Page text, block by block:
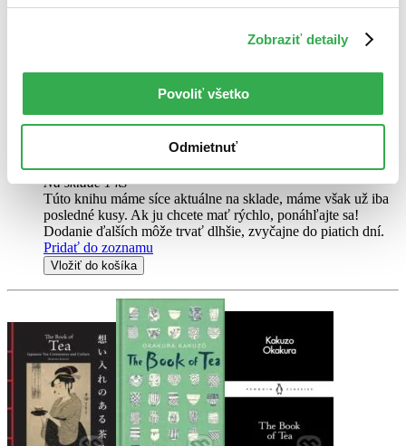
Zobraziť detaily
Povoliť všetko
Odmietnuť
Čajové obřady a kultura Japonska
Kniha o čaji – jeden z klasických textů světové kultury! Seznamte se
s fascinující osobností autora Okakury Kakuzóa i s tím, jak se dostal
k napsání jedné z nejvlivnějších knih dvacátého století o umění,
kráse a prostotě...
39,10 €
Na sklade 1 ks
Túto knihu máme síce aktuálne na sklade, máme však už iba
posledné kusy. Ak ju chcete mať rýchlo, ponáhľajte sa!
Dodanie ďalších môže trvať dlhšie, zvyčajne do piatich dní.
Pridať do zoznamu
Vložiť do košíka